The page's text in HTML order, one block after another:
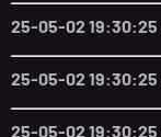
25-05-02 19:30:25
25-05-02 19:30:25
25-05-02 19:30:25